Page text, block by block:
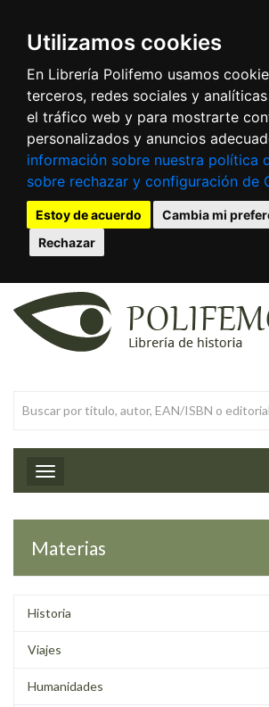
Utilizamos cookies
En Librería Polifemo usamos
terceros, redes sociales y
el tráfico web y para mostrarte
personalizados y anuncios
información sobre nuestra política
sobre rechazar y configuración de
Estoy de acuerdo
Cambia mi
Rechazar
Toggle navigation
Materias
Historia
Viajes
Humanidades